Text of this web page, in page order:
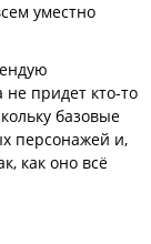
уместно
не придет кто-то
базовые
персонажей и,
как оно всё